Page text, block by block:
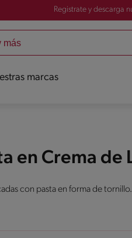
Registrate y descarga
marcas
en Crema de
con pasta en forma de